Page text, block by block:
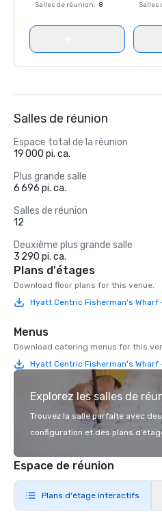
Salles de réunion: 8
Salles
Salles de réunion
Espace total de la réunion
19 000 pi. ca.
Plus grande salle
6 696 pi. ca.
Salles de réunion
12
Deuxième plus grande salle
3 290 pi. ca.
Plans d'étages
Download floor plans for this venue.
Hyatt Centric Fisherman's Wharf
Menus
Download catering menus for this
Hyatt Centric Fisherman's Wharf
Explorez les salles de
Trouvez la salle parfaite avec
configuration et des plans
Espace de réunion
Plans d'étage interactifs